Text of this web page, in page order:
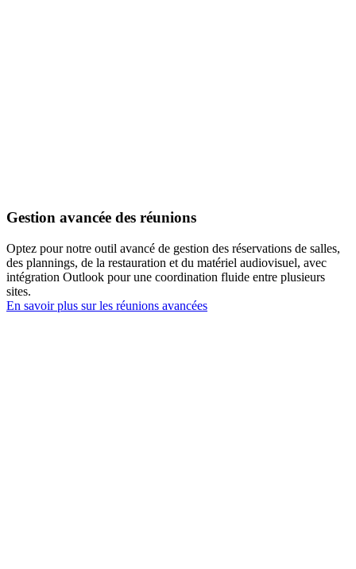
Gestion avancée des réunions
Optez pour notre outil avancé de gestion des réservations de salles,
des plannings, de la restauration et du matériel audiovisuel, avec
intégration Outlook pour une coordination fluide entre plusieurs
sites.
En savoir plus sur les réunions avancées